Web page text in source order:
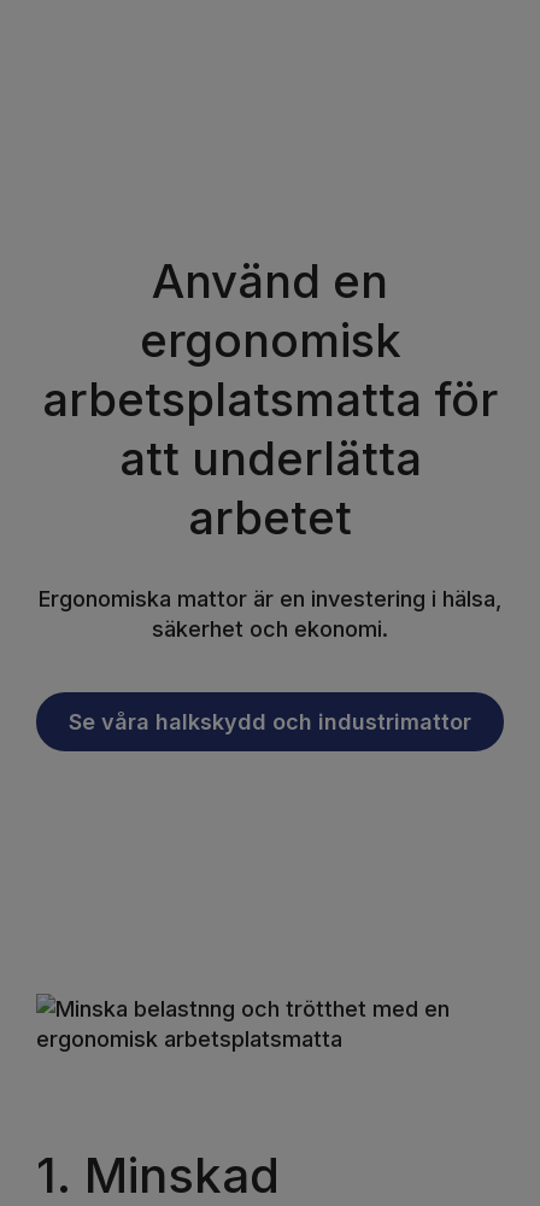
Använd en
ergonomisk
arbetsplatsmatta för
att underlätta
arbetet
Ergonomiska mattor är en investering i hälsa,
säkerhet och ekonomi.
Se våra halkskydd och industrimattor
1. Minskad